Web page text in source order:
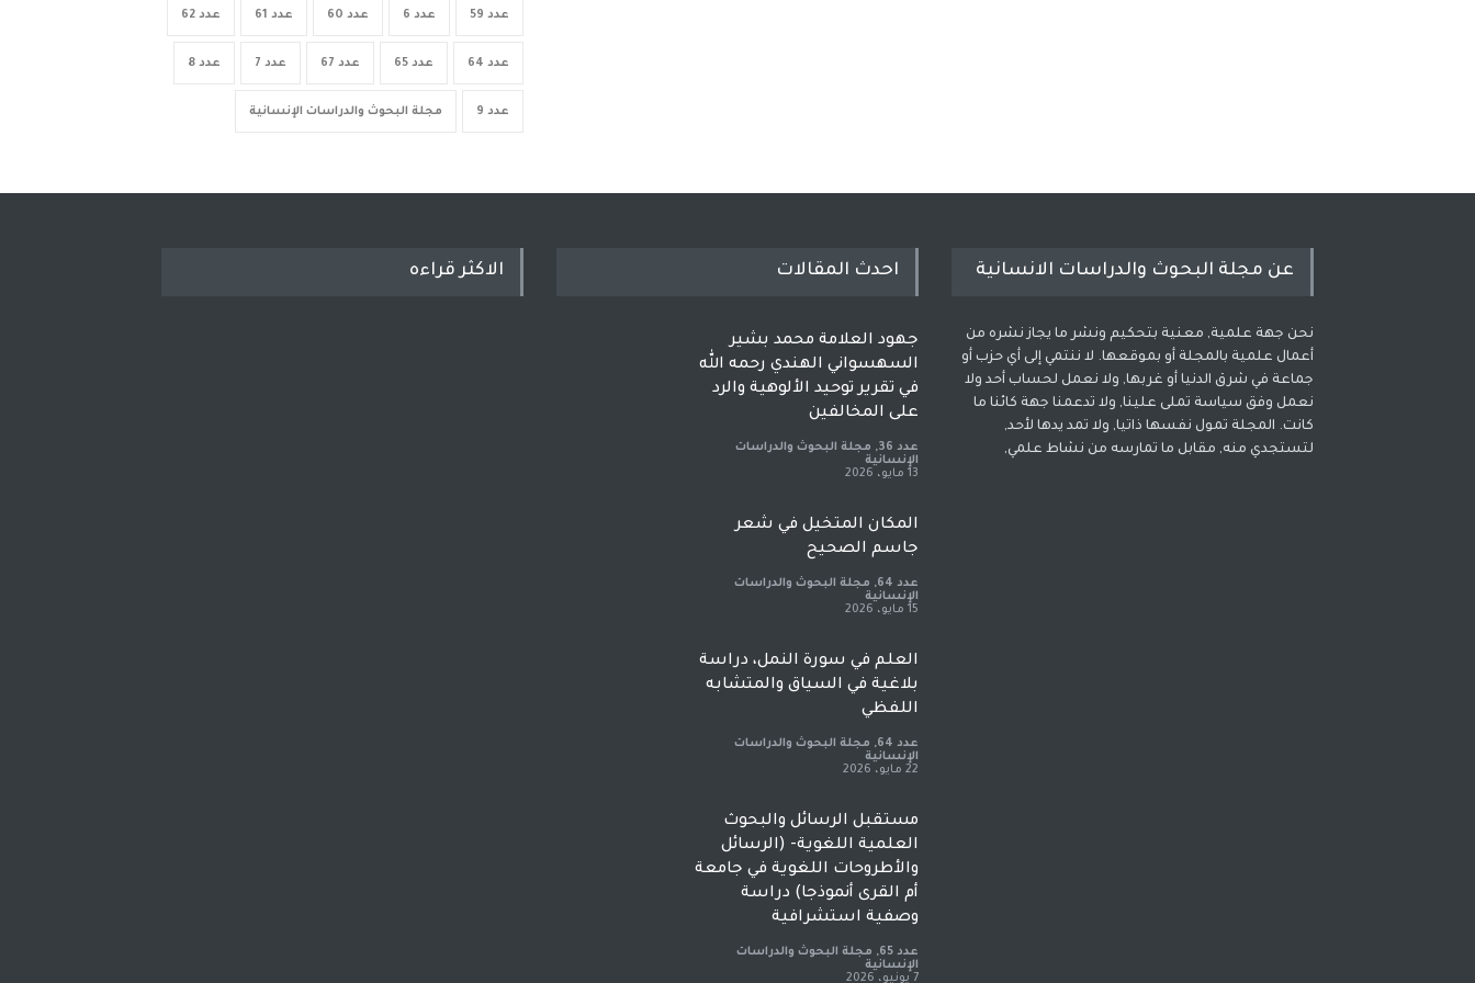
عدد 59 عدد 6 عدد 60 عدد 61 عدد 62
عدد 64 عدد 65 عدد 67 عدد 7 عدد 8
عدد 9 مجلة البحوث والدراسات الإنسانية
عن مجلة البحوث والدراسات الانسانية
نحن جهة علمية, معنية بتحكيم ونشر ما يجاز نشره من
أعمال علمية بالمجلة أو بموقعها. لا ننتمي إلى أي حزب أو
جماعة في شرق الدنيا أو غربها, ولا نعمل لحساب أحد ولا
نعمل وفق سياسة تملى علينا, ولا تدعمنا جهة كائنا ما
كانت. المجلة تمول نفسها ذاتيا, ولا تمد يدها لأحد,
لتستجدي منه, مقابل ما تمارسه من نشاط علمي,
احدث المقالات
جهود العلامة محمد بشير
السهسواني الهندي رحمه الله
في تقرير توحيد الألوهية والرد
على المخالفين
عدد 36 , مجلة البحوث والدراسات
الإنسانية
13 مايو، 2026
المكان المتخيل في شعر
جاسم الصحيح
عدد 64 , مجلة البحوث والدراسات
الإنسانية
15 مايو، 2026
العلم في سورة النمل، دراسة
بلاغية في السياق والمتشابه
اللفظي
عدد 64 , مجلة البحوث والدراسات
الإنسانية
22 مايو، 2026
مستقبل الرسائل والبحوث
العلمية اللغوية- (الرسائل
والأطروحات اللغوية في جامعة
أم القرى أنموذجا) دراسة
وصفية استشرافية
عدد 65 , مجلة البحوث والدراسات
الإنسانية
7 يونيو، 2026
الاكثر قراءه